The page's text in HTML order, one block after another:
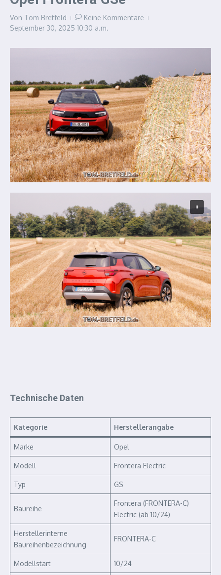
Von Tom Bretfeld
Keine Kommentare
September 30, 2025 10:30 a.m.
Technische Daten
Kategorie Herstellerangabe
Marke Opel
Modell Frontera Electric
Typ GS
Baureihe
Frontera (FRONTERA-C)
Electric (ab 10/24)
Herstellerinterne
Baureihenbezeichnung
FRONTERA-C
Modellstart 10/24